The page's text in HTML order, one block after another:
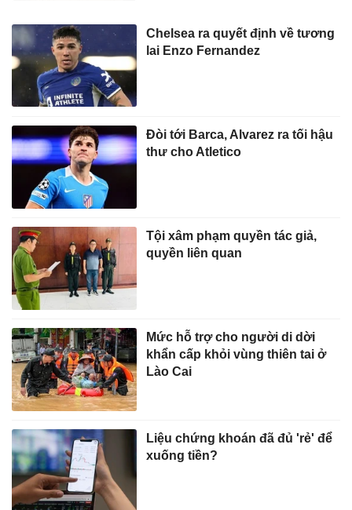
Chelsea ra quyết định về tương
lai Enzo Fernandez
Đòi tới Barca, Alvarez ra tối hậu
thư cho Atletico
Tội xâm phạm quyền tác giả,
quyền liên quan
Mức hỗ trợ cho người di dời
khẩn cấp khỏi vùng thiên tai ở
Lào Cai
Liệu chứng khoán đã đủ 'rẻ' để
xuống tiền?